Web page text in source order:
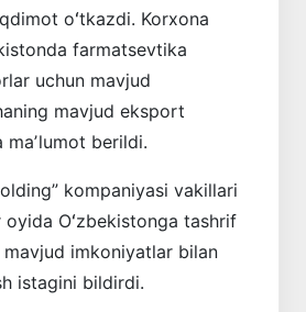
oʻtkazdi. Korxona
farmatsevtika
uchun mavjud
mavjud eksport
berildi.
kompaniyasi vakillari
Oʻzbekistonga tashrif
imkoniyatlar bilan
istagini bildirdi.